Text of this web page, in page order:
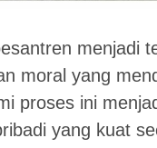
menjadi
moral yang
proses ini
yang kuat